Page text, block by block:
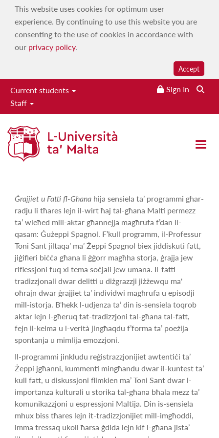
This website uses cookies for optimum user
experience. By continuing to use this website you are
consenting to the use of cookies in accordance with
our privacy policy.
Accept
Current students
Staff
Sign In
Open
Ġrajjiet u Fatti fl-Għana
Home| Services|Campus 103.7
Maltese
Language, History & Culture
Ġrajjiet u Fatti fl-Għana
Ġrajjiet u Fatti fl-Għana hija sensiela ta’ programmi għar-
radju li tħares lejn il-wirt ħaj tal-għana Malti permezz
ta’ wieħed mill-aktar għannejja magħrufa f’dan il-
qasam: Ġużeppi Spagnol. F’kull programm, il-Professur
Toni Sant jiltaqa’ ma’ Żeppi Spagnol biex jiddiskuti fatt,
jiġifieri biċċa għana li ġġorr magħha storja, ġrajja jew
riflessjoni fuq xi tema soċjali jew umana. Il-fatti
tradizzjonali dwar delitti u diżgrazzji jiżżewqu ma'
oħrajn dwar ġrajjiet ta’ individwi magħrufa u episodji
mill-istorja. B'hekk l-udjenza ta’ din is-sensiela toqrob
aktar lejn l-għeruq tat-tradizzjoni tal-għana tal-fatt,
fejn il-kelma u l-verità jingħaqdu f’forma ta’ poeżija
spontanja u mimlija emozzjoni.
Il-programmi jinkludu reġistrazzjonijiet awtentiċi ta’
Żeppi jgħanni, kummenti mingħandu dwar il-kuntest ta’
kull fatt, u diskussjoni flimkien ma’ Toni Sant dwar l-
importanza kulturali u storika tal-għana bħala mezz ta’
komunikazzjoni u espressjoni Maltija. Din is-sensiela
mhux biss tħares lejn it-tradizzjonijiet mill-imgħoddi,
imma tressaq ukoll ħarsa ġdida lejn kif l-għana jista’